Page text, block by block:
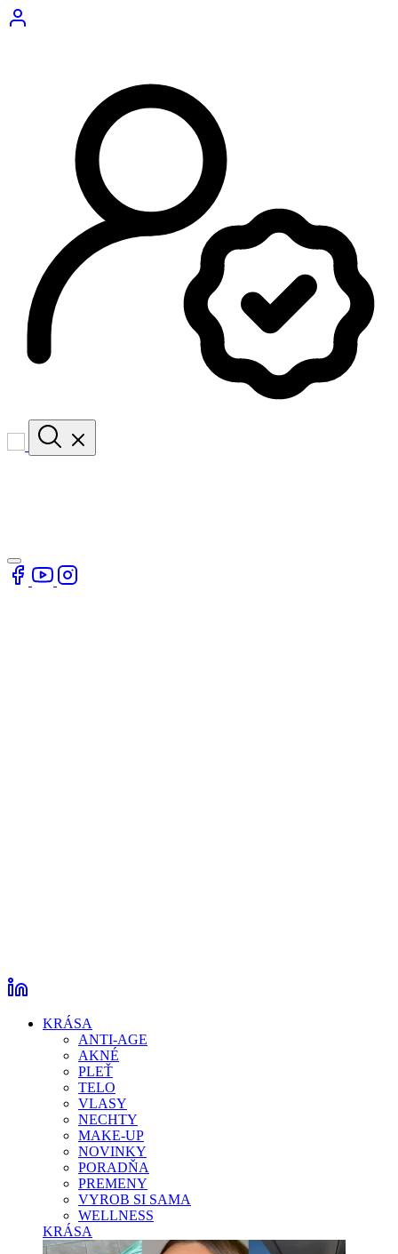
KRÁSA
ANTI-AGE
AKNÉ
PLEŤ
TELO
VLASY
NECHTY
MAKE-UP
NOVINKY
PORADŇA
PREMENY
VYROB SI SAMA
WELLNESS
KRÁSA